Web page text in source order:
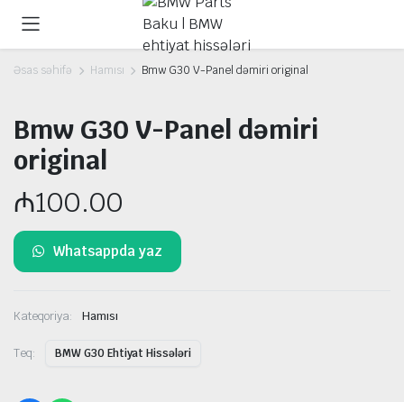
Əsas səhifə Hamısı Bmw G30 V-Panel dəmiri original
Bmw G30 V-Panel dəmiri
original
₼100.00
Whatsappda yaz
Kateqoriya: Hamısı
Teq: BMW G30 Ehtiyat Hissələri